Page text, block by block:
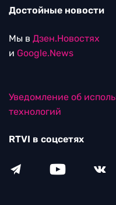
Достойные новости
Мы в Дзен.Новостях
и Google.News
Уведомление об
технологий
RTVI в соцсетях